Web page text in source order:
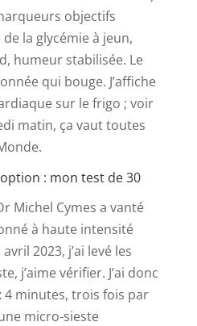
objectifs
la glycémie à jeun,
humeur stabilisée. Le
qui bouge. J’affiche
sur le frigo ; voir
matin, ça vaut toutes
: mon test de 30
Michel Cymes a vanté
à haute intensité
2023, j’ai levé les
j’aime vérifier. J’ai donc
minutes, trois fois par
micro-sieste